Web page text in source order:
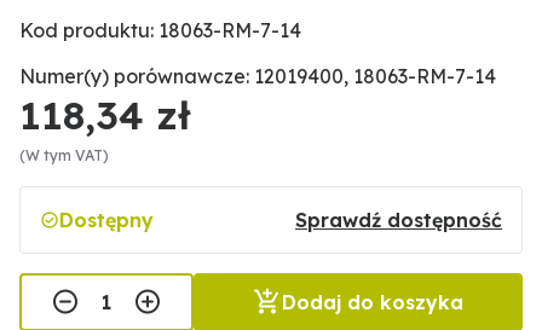
Kod produktu: 18063-RM-7-14
Numer(y) porównawcze: 12019400, 18063-RM-7-14
118,34 zł
(W tym VAT)
Dostępny Sprawdź dostępność
Dodaj do koszyka